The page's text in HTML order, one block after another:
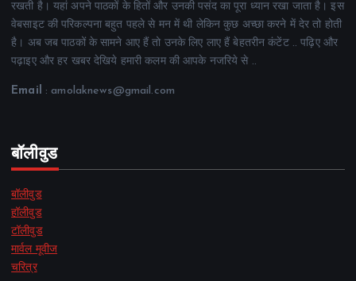
रखती है। यहां अपने पाठकों के हितों और उनकी पसंद का पूरा ध्यान रखा जाता है। इस
वेबसाइट की परिकल्पना बहुत पहले से मन में थी लेकिन कुछ अच्छा करने में देर तो होती
है। अब जब पाठकों के सामने आए हैं तो उनके लिए लाए हैं बेहतरीन कंटेंट .. पढ़िए और
पढ़ाइए और हर खबर देखिये हमारी कलम की आपके नजरिये से ..
Email : amolaknews@gmail.com
बॉलीवुड
बॉलीवुड
हॉलीवुड
टॉलीवुड
मार्वल मूवीज
चरित्र